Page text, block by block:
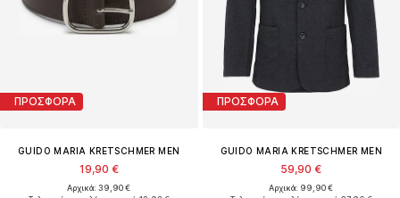
ΠΡΟΣΦΟΡΑ
GUIDO MARIA KRETSCHMER MEN
19,90 €
Αρχικά: 39,90 €
ΠΡΟΣΦΟΡΑ
GUIDO MARIA KRETSCHMER MEN
59,90 €
Αρχικά: 99,90 €